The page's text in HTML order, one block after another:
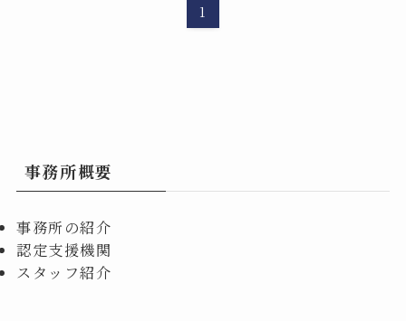
1
事務所概要
事務所の紹介
認定支援機関
スタッフ紹介